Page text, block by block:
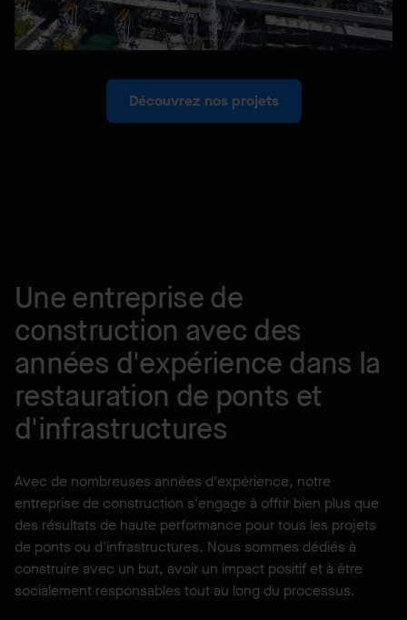
Découvrez nos projets
Une entreprise de
construction avec des
années d'expérience dans la
restauration de ponts et
d'infrastructures
Avec de nombreuses années d'expérience, notre
entreprise de construction s'engage à offrir bien plus que
des résultats de haute performance pour tous les projets
de ponts ou d'infrastructures. Nous sommes dédiés à
construire avec un but, avoir un impact positif et à être
socialement responsables tout au long du processus.